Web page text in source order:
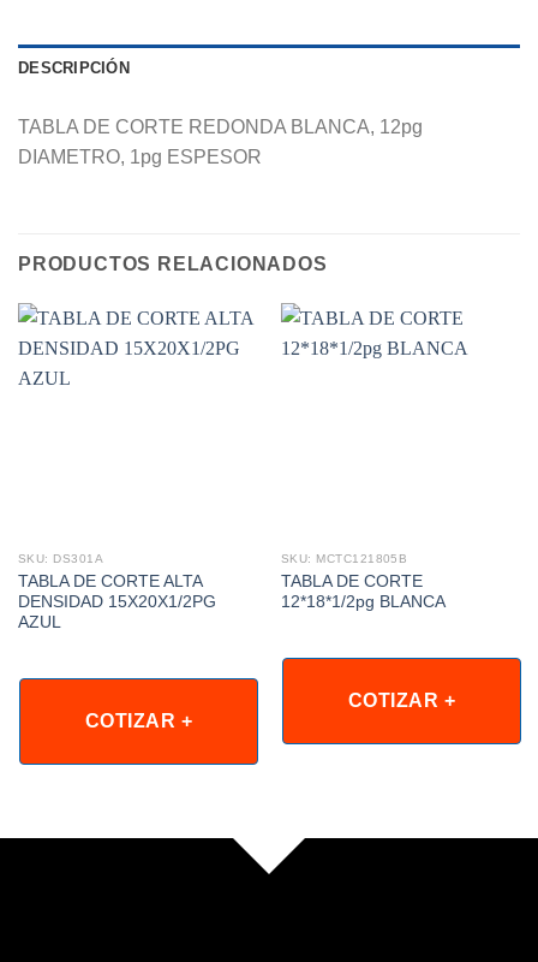
DESCRIPCIÓN
TABLA DE CORTE REDONDA BLANCA, 12pg
DIAMETRO, 1pg ESPESOR
PRODUCTOS RELACIONADOS
SKU: DS301A
TABLA DE CORTE ALTA
DENSIDAD 15X20X1/2PG
AZUL
COTIZAR +
SKU: MCTC121805B
TABLA DE CORTE
12*18*1/2pg BLANCA
COTIZAR +